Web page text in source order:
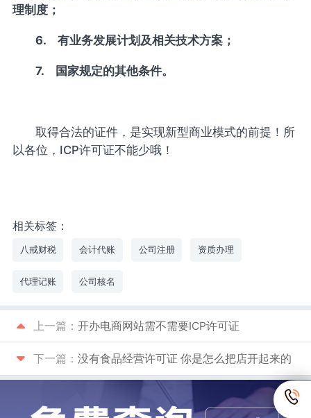
理制度；
6. 有业务发展计划及相关技术方案；
7. 国家规定的其他条件。
取得合法的证件，是实现新型商业模式的前提！所
以各位，ICP许可证不能少哦！
相关标签：
八戒财税 会计代账 公司注册 资质办理
代理记账 公司核名
上一篇： 开办电商网站需不需要ICP许可证
下一篇： 没有食品经营许可证 你是怎么把店开起来的